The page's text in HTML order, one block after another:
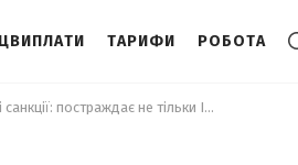
ТАРИФИ РОБОТА
США впроваджують нові масштабні санкції: постраждає не тільки Іран